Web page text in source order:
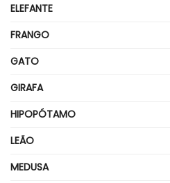
ELEFANTE
FRANGO
GATO
GIRAFA
HIPOPÓTAMO
LEÃO
MEDUSA